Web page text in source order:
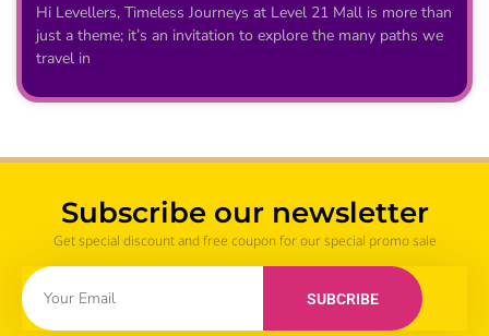
Hi Levellers, Timeless Journeys at Level 21 Mall is more than
just a theme; it’s an invitation to explore the many paths we
travel in
Subscribe our newsletter
Get special discount and free coupon for our special promo sale
SUBCRIBE